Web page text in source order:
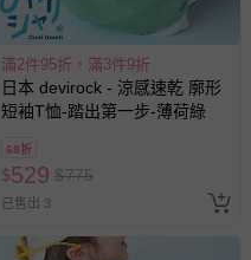
滿2件95折，滿3件9折
日本 devirock - 涼感速乾 廓形
短袖T恤-踏出第一步-薄荷綠
68折
$529 $775
已售出 3